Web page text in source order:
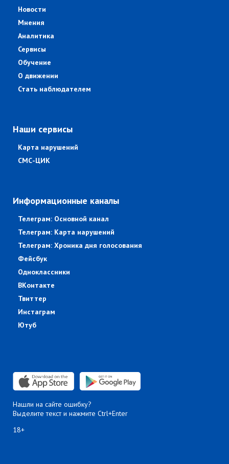
Новости
Мнения
Аналитика
Сервисы
Обучение
О движении
Стать наблюдателем
Наши сервисы
Карта нарушений
СМС-ЦИК
Информационные каналы
Телеграм: Основной канал
Телеграм: Карта нарушений
Телеграм: Хроника дня голосования
Фейсбук
Одноклассники
ВКонтакте
Твиттер
Инстаграм
Ютуб
Нашли на сайте ошибку?
Выделите текст и нажмите Ctrl+Enter
18+